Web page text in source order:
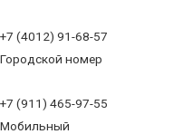
+7 (4012) 91-68-57
Городской номер
+7 (911) 465-97-55
Мобильный